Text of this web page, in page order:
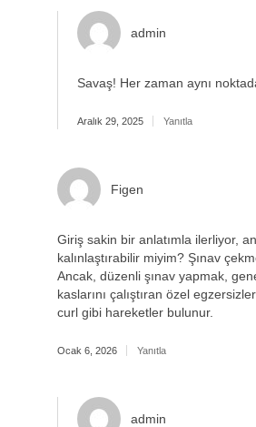
admin
Savaş! Her zaman aynı
Aralık 29, 2025 Yanıtla
Figen
Giriş sakin bir anlatımla ilerliyor,
kalınlaştırabilir miyim? Şınav
Ancak, düzenli şınav yapmak,
kaslarını çalıştıran özel
curl gibi hareketler bulunur.
Ocak 6, 2026 Yanıtla
admin